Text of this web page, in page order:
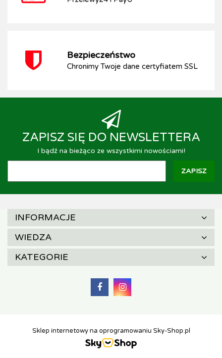
Bezpieczeństwo
Chronimy Twoje dane certyfiatem SSL
ZAPISZ SIĘ DO NEWSLETTERA
I bądź na bieżąco ze wszystkimi nowościami!
INFORMACJE
WIEDZA
KATEGORIE
Sklep internetowy na oprogramowaniu Sky-Shop.pl